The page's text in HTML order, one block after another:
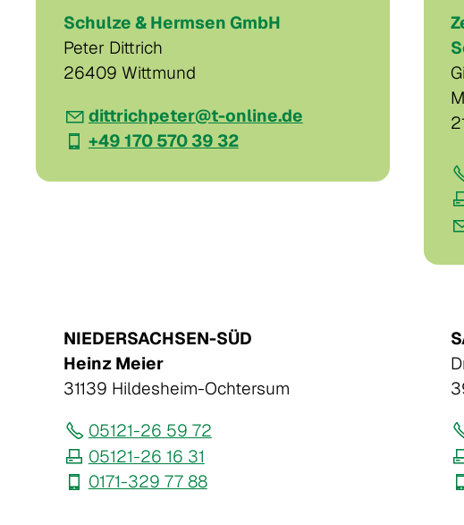
Schulze & Hermsen GmbH
Peter Dittrich
26409 Wittmund
dittrichpeter@t-online.de
+49 170 570 39 32
NIEDERSACHSEN-SÜD
Heinz Meier
31139 Hildesheim-Ochtersum
05121-26 59 72
05121-26 16 31
0171-329 77 88